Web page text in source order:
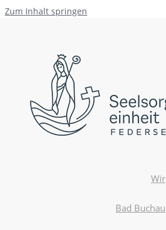
Zum Inhalt springen
Wir
Bad Buchau